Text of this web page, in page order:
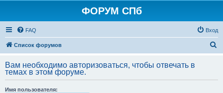
ФОРУМ СПб
FAQ Вход
Список форумов
с
Вам необходимо авторизоваться, чтобы отвечать в
темах в этом форуме.
Имя пользователя: